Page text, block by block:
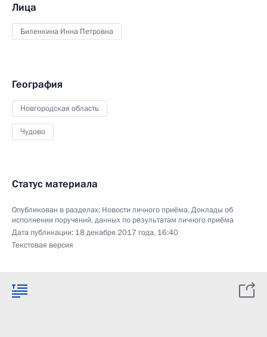
Лица
Биленкина Инна Петровна
География
Новгородская область
Чудово
Статус материала
Опубликован в разделах: Новости личного приёма,Доклады об
исполнении поручений, данных по результатам личного приёма
Дата публикации: 18 декабря 2017 года, 16:40
Текстовая версия